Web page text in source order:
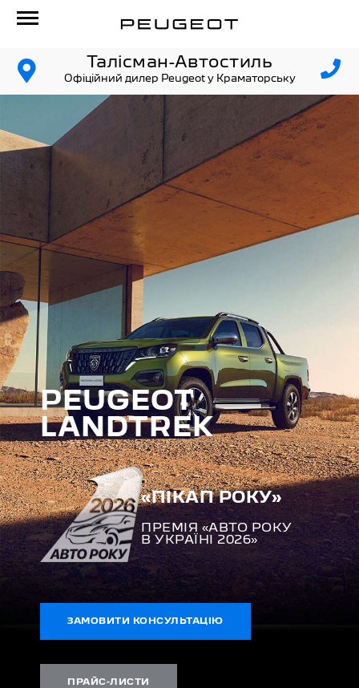
Талісман-Автостиль
Офіційний дилер Peugeot у Краматорську
PEUGEOT
LANDTREK
«ПІКАП РОКУ»
ПРЕМІЯ «АВТО РОКУ
В УКРАЇНІ 2026»
ЗАМОВИТИ КОНСУЛЬТАЦІЮ
ПРАЙС-ЛИСТИ